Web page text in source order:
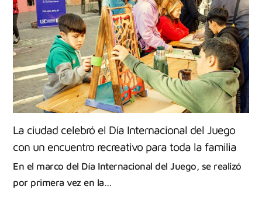
La ciudad celebró el Día Internacional del Juego
con un encuentro recreativo para toda la familia
En el marco del Día Internacional del Juego, se realizó
por primera vez en la…